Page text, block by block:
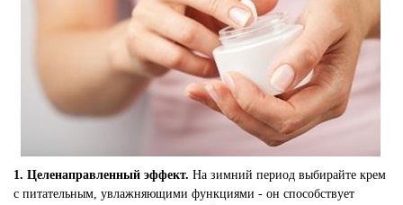
1. Целенаправленный эффект. На зимний период выбирайте крем
с питательным, увлажняющими функциями - он способствует